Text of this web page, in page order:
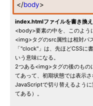
</body>
index.htmlファイルを書き換え
<body>要素の中を、このよう
<img>タグのsrc属性は相対パ
「"clock"」は、先ほどCSSに
いう意味になる。
2つある<img>タグの後のも
てあって、初期状態では表示
JavaScriptで切り替えるよう
てある）。